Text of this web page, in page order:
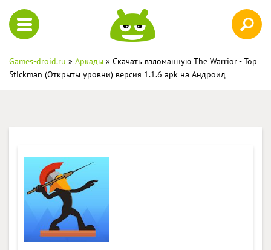
Games-droid.ru » Аркады » Скачать взломанную The Warrior - Top
Stickman (Открыты уровни) версия 1.1.6 apk на Андроид